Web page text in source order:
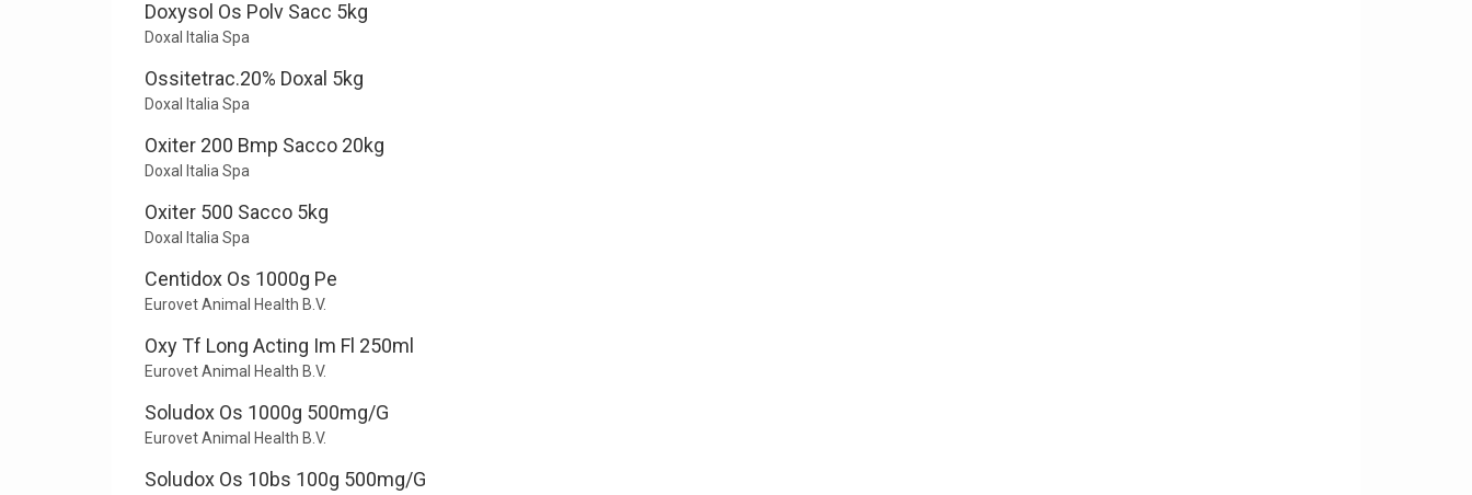
Doxysol Os Polv Sacc 5kg
Doxal Italia Spa
Ossitetrac.20% Doxal 5kg
Doxal Italia Spa
Oxiter 200 Bmp Sacco 20kg
Doxal Italia Spa
Oxiter 500 Sacco 5kg
Doxal Italia Spa
Centidox Os 1000g Pe
Eurovet Animal Health B.V.
Oxy Tf Long Acting Im Fl 250ml
Eurovet Animal Health B.V.
Soludox Os 1000g 500mg/G
Eurovet Animal Health B.V.
Soludox Os 10bs 100g 500mg/G